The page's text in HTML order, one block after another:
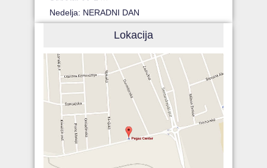
Nedelja: NERADNI DAN
Lokacija